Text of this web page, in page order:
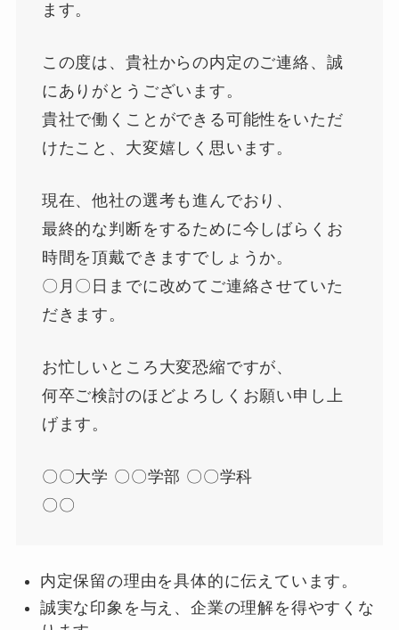
ます。
この度は、貴社からの内定のご連絡、誠
にありがとうございます。
貴社で働くことができる可能性をいただ
けたこと、大変嬉しく思います。
現在、他社の選考も進んでおり、
最終的な判断をするために今しばらくお
時間を頂戴できますでしょうか。
〇月〇日までに改めてご連絡させていた
だきます。
お忙しいところ大変恐縮ですが、
何卒ご検討のほどよろしくお願い申し上
げます。
〇〇大学 〇〇学部 〇〇学科
〇〇
内定保留の理由を具体的に伝えています。
誠実な印象を与え、企業の理解を得やすくな